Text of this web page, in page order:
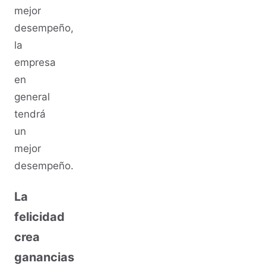
mejor
desempeño,
la
empresa
en
general
tendrá
un
mejor
desempeño.
La
felicidad
crea
ganancias